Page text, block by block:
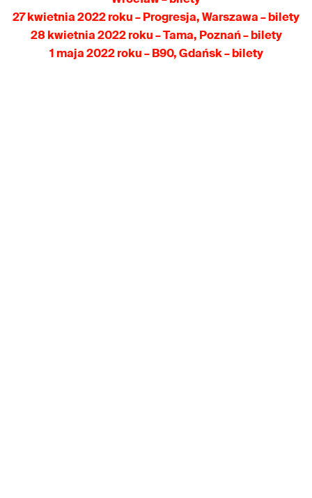
27 kwietnia 2022 roku – Progresja, Warszawa – bilety
28 kwietnia 2022 roku – Tama, Poznań – bilety
1 maja 2022 roku – B90, Gdańsk – bilety